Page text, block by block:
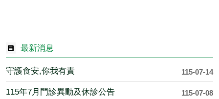
最新消息
115-07-14
守護食安,你我有責
115-07-08
115年7月門診異動及休診公告